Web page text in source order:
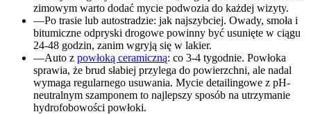
zimowym warto dodać mycie podwozia do każdej wizyty.
—Po trasie lub autostradzie: jak najszybciej. Owady, smoła i
bitumiczne odpryski drogowe powinny być usunięte w ciągu
24-48 godzin, zanim wgryją się w lakier.
—Auto z powłoką ceramiczną: co 3-4 tygodnie. Powłoka
sprawia, że brud słabiej przylega do powierzchni, ale nadal
wymaga regularnego usuwania. Mycie detailingowe z pH-
neutralnym szamponem to najlepszy sposób na utrzymanie
hydrofobowości powłoki.